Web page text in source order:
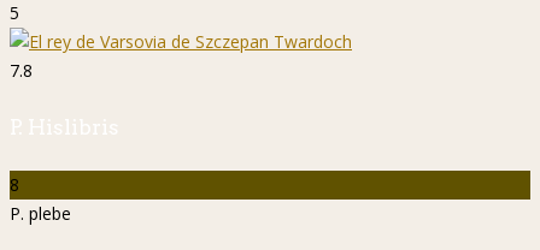
5
7.8
P. Hislibris
8
P. plebe